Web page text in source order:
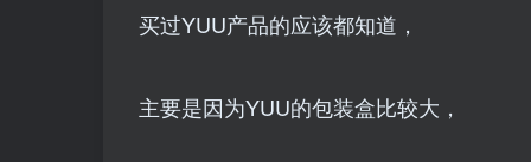
买过YUU产品的应该都知道，
主要是因为YUU的包装盒比较大，